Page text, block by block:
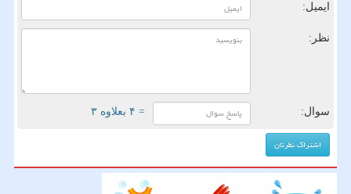
ایمیل:
نظر:
سوال: = ۴ بعلاوه ۳